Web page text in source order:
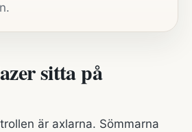
sitta på
är axlarna. Sömmarna